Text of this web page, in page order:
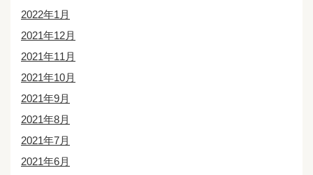
2022年1月
2021年12月
2021年11月
2021年10月
2021年9月
2021年8月
2021年7月
2021年6月